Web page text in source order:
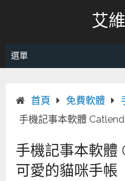
艾
選單
首頁 免費軟體
手機記事本軟體
手機記事本軟
可愛的貓咪手帳